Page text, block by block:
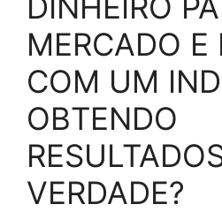
MERCADO E
COM UM
OBTENDO
VERDADE?